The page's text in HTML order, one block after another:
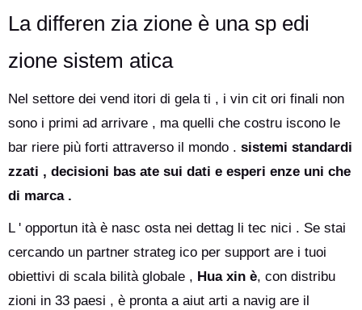
La differen zia zione è una sp edi
zione sistem atica
Nel settore dei vend itori di gela ti , i vin cit ori finali non
sono i primi ad arrivare , ma quelli che costru iscono le
bar riere più forti attraverso il mondo . sistemi standardi
zzati , decisioni bas ate sui dati e esperi enze uni che
di marca .
L ' opportun ità è nasc osta nei dettag li tec nici . Se stai
cercando un partner strateg ico per support are i tuoi
obiettivi di scala bilità globale , Hua xin è, con distribu
zioni in 33 paesi , è pronta a aiut arti a navig are il